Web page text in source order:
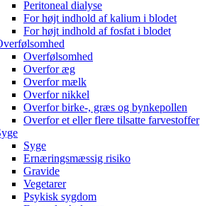
Peritoneal dialyse
For højt indhold af kalium i blodet
For højt indhold af fosfat i blodet
Overfølsomhed
Overfor æg
Overfor mælk
Overfor nikkel
Overfor birke-, græs og bynkepollen
Overfor et eller flere tilsatte farvestoffer
Syge
Ernæringsmæssig risiko
Gravide
Vegetarer
Psykisk sygdom